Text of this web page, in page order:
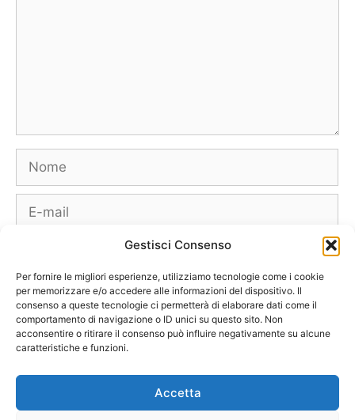
Gestisci Consenso
Per fornire le migliori esperienze, utilizziamo tecnologie come i cookie
per memorizzare e/o accedere alle informazioni del dispositivo. Il
consenso a queste tecnologie ci permetterà di elaborare dati come il
comportamento di navigazione o ID unici su questo sito. Non
acconsentire o ritirare il consenso può influire negativamente su alcune
caratteristiche e funzioni.
Accetta
Nome
E-
mail
web